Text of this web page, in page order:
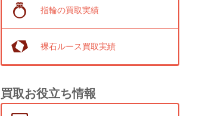
指輪の買取実績
裸石ルース買取実績
買取お役立ち情報